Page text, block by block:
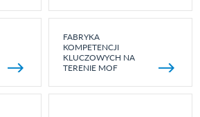
FABRYKA
KOMPETENCJI
KLUCZOWYCH NA
TERENIE MOF